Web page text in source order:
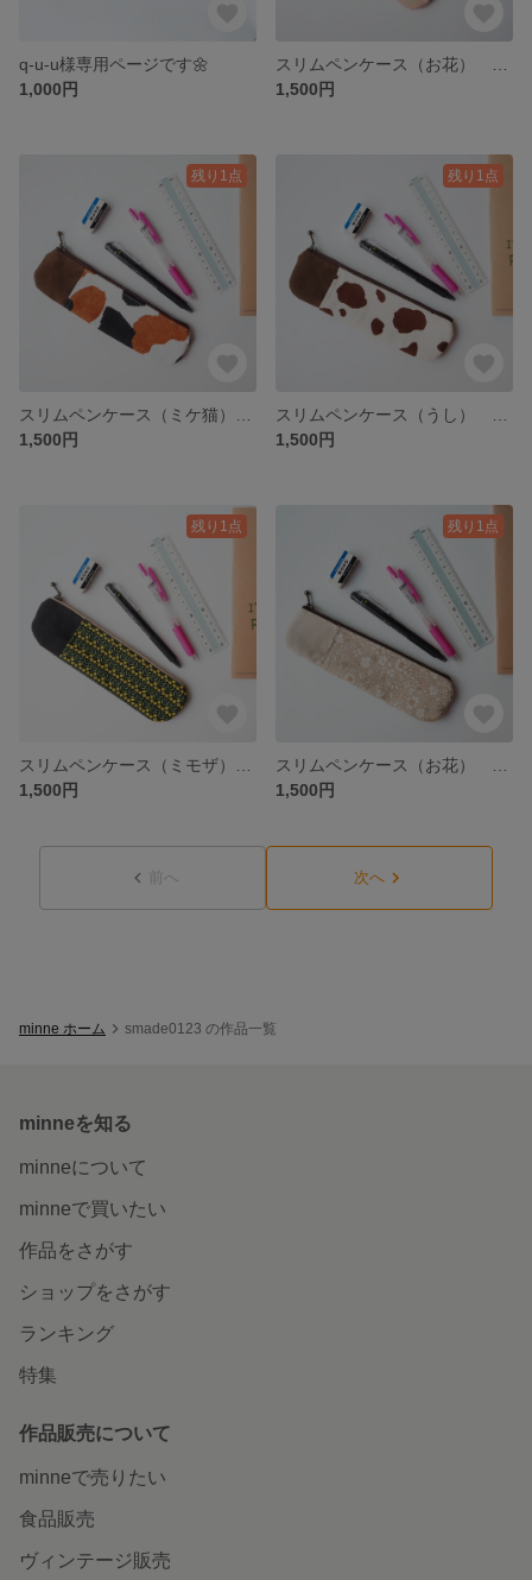
q-u-u様専用ページです🌼
1,000円
1,500円
残り1点
1,500円
残り1点
1,500円
残り1点
1,500円
残り1点
1,500円
前へ 次へ
minne ホーム smade0123 の作品一覧
minneを知る
minneについて
minneで買いたい
作品をさがす
ショップをさがす
ランキング
特集
作品販売について
minneで売りたい
食品販売
ヴィンテージ販売